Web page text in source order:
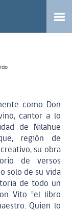
como Don
cantor a lo
de Nilahue
región de
su obra
de versos
solo de su vida
de todo un
Vito "el libro
Quien lo